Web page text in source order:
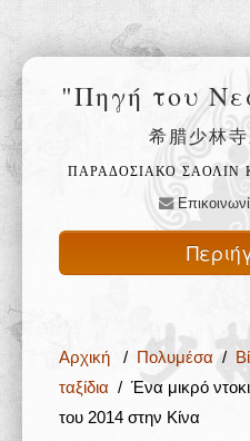
"Πηγή του
希腊少林
ΠΑΡΑΔΟΣΙΑΚΟ ΣΑΟΛΙΝ
Ο ναός Σαολίν 少林
Φιλοσοφία 禅
Αρχική / Πολυμέσα /
ταξίδια / Ένα μικρό
του 2014 στην Κίνα